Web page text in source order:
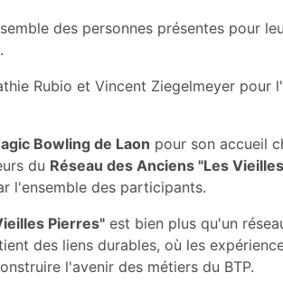
des personnes présentes pour
Rubio et Vincent Ziegelmeyer pour
Bowling de Laon pour son accueil
du Réseau des Anciens "Les
l'ensemble des participants.
Pierres"est bien plus qu'un
des liens durables, où les
l'avenir des métiers du BTP.